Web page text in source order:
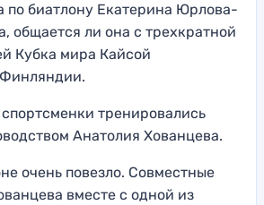
по биатлону Екатерина Юрлова-
общается ли она с трехкратной
Кубка мира Кайсой
тренировались
Анатолия Хованцева.
очень повезло. Совместные
вместе с одной из